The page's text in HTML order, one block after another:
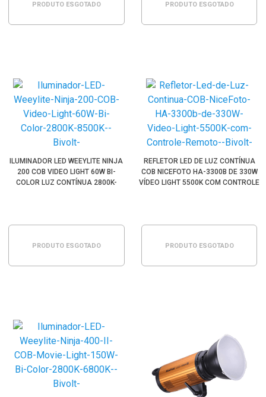
PRODUTO ESGOTADO PRODUTO ESGOTADO
ILUMINADOR LED WEEYLITE NINJA
200 COB VIDEO LIGHT 60W BI-
COLOR LUZ CONTÍNUA 2800K-
PRODUTO ESGOTADO
REFLETOR LED DE LUZ CONTÍNUA
COB NICEFOTO HA-3300B DE 330W
VÍDEO LIGHT 5500K COM CONTROLE
PRODUTO ESGOTADO